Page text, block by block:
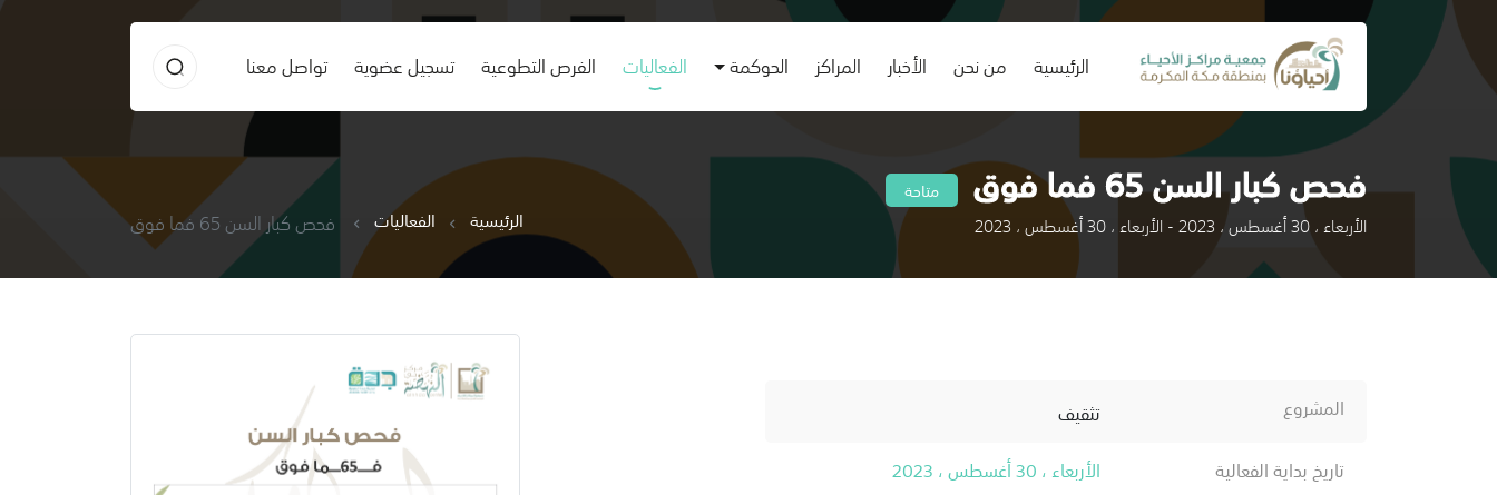
الرئيسية
(current) من نحن الأخبار المراكز الحوكمة الفعاليات الفرص التطوعية تسجيل عضوية تواصل معنا
فحص كبار السن 65 فما فوق متاحة
الأربعاء ، 30 أغسطس ، 2023 - الأربعاء ، 30 أغسطس ، 2023 الرئيسية الفعاليات فحص كبار السن 65 فما فوق
المشروع
تثقيف
تاريخ بداية الفعالية
الأربعاء ، 30 أغسطس ، 2023